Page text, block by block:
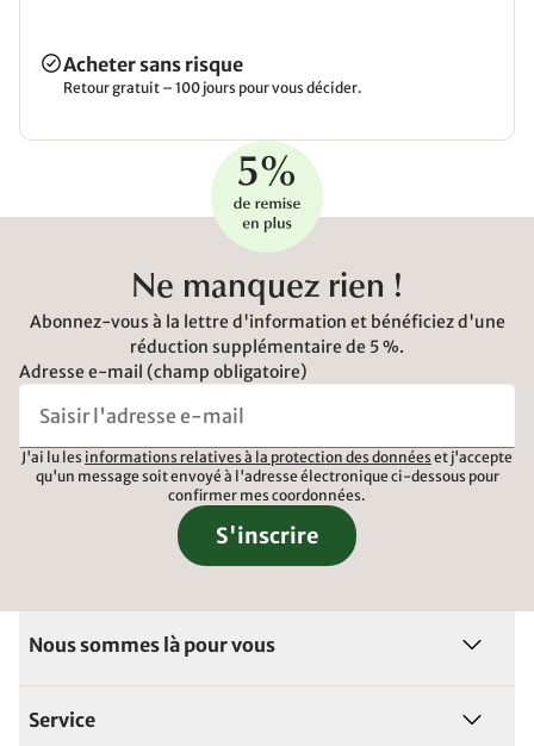
Acheter sans risque
Retour gratuit – 100 jours pour vous décider.
Ne manquez rien !
Abonnez-vous à la lettre d'information et bénéficiez d'une
réduction supplémentaire de 5 %.
Adresse e-mail (champ obligatoire)
J'ai lu les informations relatives à la protection des données et j'accepte
qu'un message soit envoyé à l'adresse électronique ci-dessous pour
confirmer mes coordonnées.
S'inscrire
Nous sommes là pour vous
Service